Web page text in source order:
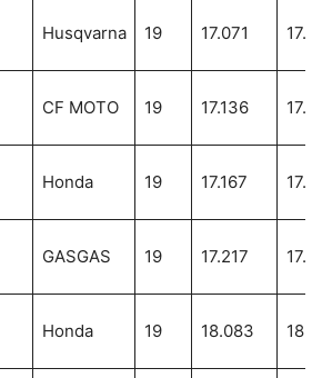
Husqvarna 19 17.071
CF MOTO 19 17.136
Honda 19 17.167
GASGAS 19 17.217
Honda 19 18.083